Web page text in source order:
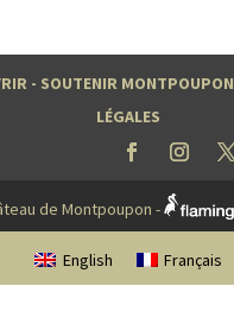
- SOUTENIR MONTPOUPON
LÉGALES
de Montpoupon -
English Français